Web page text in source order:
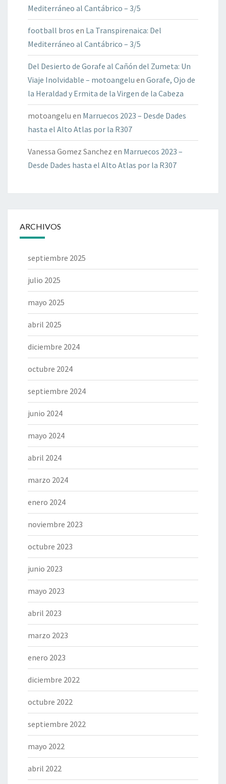
Mediterráneo al Cantábrico – 3/5
football bros en La Transpirenaica: Del
Mediterráneo al Cantábrico – 3/5
Del Desierto de Gorafe al Cañón del Zumeta: Un
Viaje Inolvidable – motoangelu en Gorafe, Ojo de
la Heraldad y Ermita de la Virgen de la Cabeza
motoangelu en Marruecos 2023 – Desde Dades
hasta el Alto Atlas por la R307
Vanessa Gomez Sanchez en Marruecos 2023 –
Desde Dades hasta el Alto Atlas por la R307
ARCHIVOS
septiembre 2025
julio 2025
mayo 2025
abril 2025
diciembre 2024
octubre 2024
septiembre 2024
junio 2024
mayo 2024
abril 2024
marzo 2024
enero 2024
noviembre 2023
octubre 2023
junio 2023
mayo 2023
abril 2023
marzo 2023
enero 2023
diciembre 2022
octubre 2022
septiembre 2022
mayo 2022
abril 2022